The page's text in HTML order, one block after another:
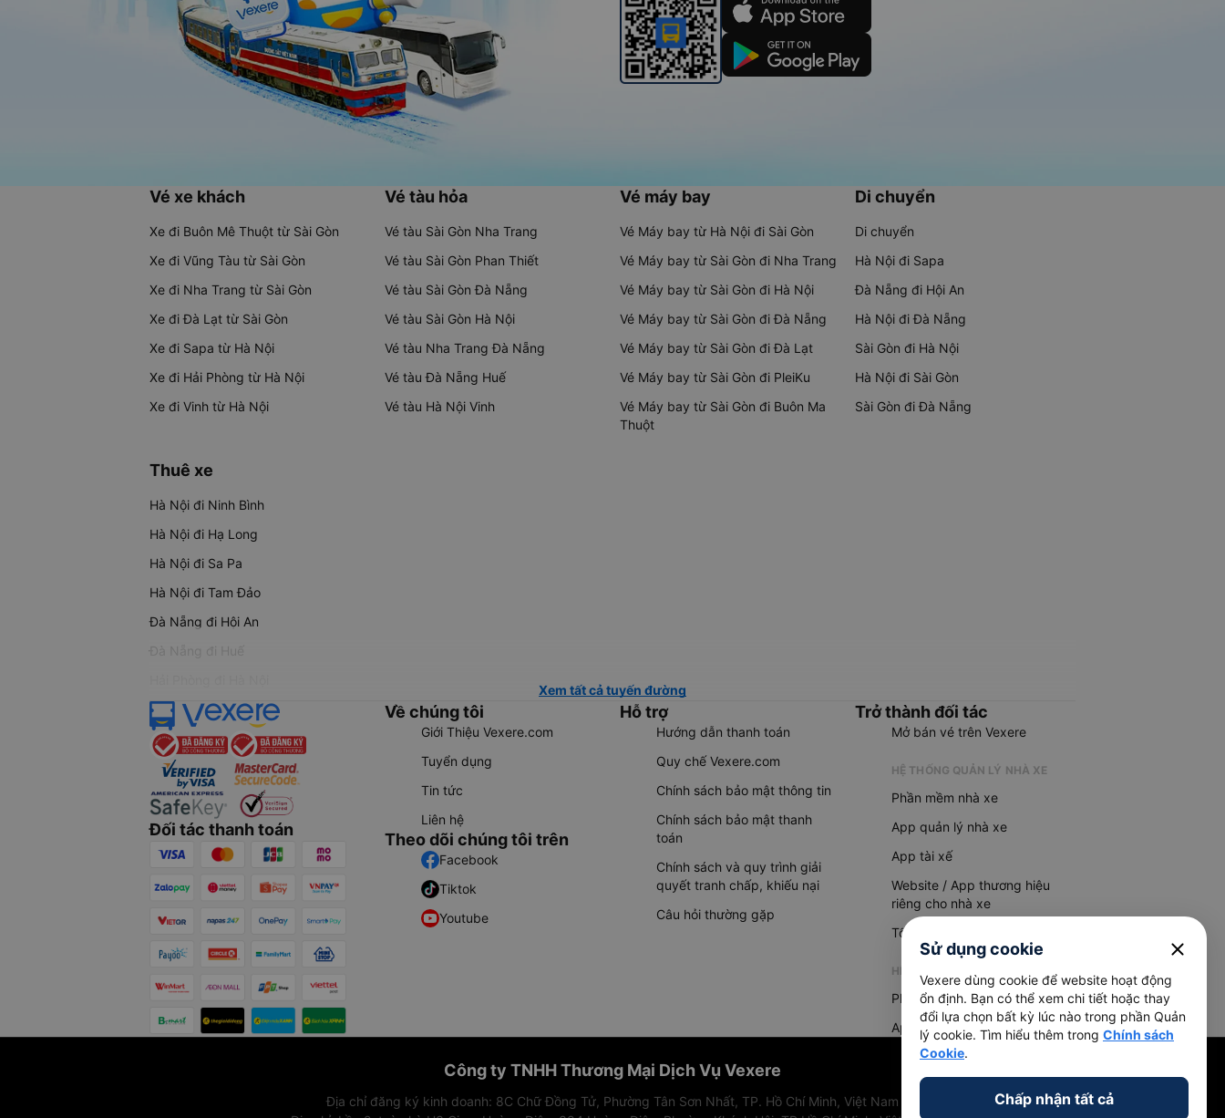
Vé xe khách
Xe đi Buôn Mê Thuột từ Sài Gòn
Xe đi Vũng Tàu từ Sài Gòn
Xe đi Nha Trang từ Sài Gòn
Xe đi Đà Lạt từ Sài Gòn
Xe đi Sapa từ Hà Nội
Xe đi Hải Phòng từ Hà Nội
Xe đi Vinh từ Hà Nội
Vé tàu hỏa
Vé tàu Sài Gòn Nha Trang
Vé tàu Sài Gòn Phan Thiết
Vé tàu Sài Gòn Đà Nẵng
Vé tàu Sài Gòn Hà Nội
Vé tàu Nha Trang Đà Nẵng
Vé tàu Đà Nẵng Huế
Vé tàu Hà Nội Vinh
Vé máy bay
Vé Máy bay từ Hà Nội đi Sài Gòn
Vé Máy bay từ Sài Gòn đi Nha Trang
Vé Máy bay từ Sài Gòn đi Hà Nội
Vé Máy bay từ Sài Gòn đi Đà Nẵng
Vé Máy bay từ Sài Gòn đi Đà Lạt
Vé Máy bay từ Sài Gòn đi PleiKu
Vé Máy bay từ Sài Gòn đi Buôn Ma
Thuột
Di chuyển
Di chuyển
Hà Nội đi Sapa
Đà Nẵng đi Hội An
Hà Nội đi Đà Nẵng
Sài Gòn đi Hà Nội
Hà Nội đi Sài Gòn
Sài Gòn đi Đà Nẵng
Thuê xe
Hà Nội đi Ninh Bình
Hà Nội đi Hạ Long
Hà Nội đi Sa Pa
Hà Nội đi Tam Đảo
Đà Nẵng đi Hội An
Đà Nẵng đi Huế
Xem tất cả tuyến đường
Đối tác thanh toán
Về chúng tôi
Giới Thiệu Vexere.com
Tuyển dụng
Tin tức
Liên hệ
Theo dõi chúng tôi trên
Facebook
Tiktok
Youtube
Hỗ trợ
Hướng dẫn thanh toán
Quy chế Vexere.com
Chính sách bảo mật thông tin
Chính sách bảo mật thanh
toán
Chính sách và quy trình giải
quyết tranh chấp, khiếu nại
Câu hỏi thường gặp
Trở thành đối tác
Mở bán vé trên Vexere
HỆ THỐNG QUẢN LÝ NHÀ XE
Phần mềm nhà xe
App quản lý nhà xe
App tài xế
Website / App thương hiệu
riêng cho nhà xe
Tổng đài AI
HỆ THỐNG QUẢN LÝ HÀNG HOÁ
Phần mềm quản lý hàng hoá
App quản lý hàng hoá
Công ty TNHH Thương Mại Dịch Vụ Vexere
Địa chỉ đăng ký kinh doanh: 8C Chữ Đồng Tử, Phường Tân Sơn Nhất, TP. Hồ Chí Minh, Việt Nam
Sử dụng cookie close
Vexere dùng cookie để website hoạt động
ổn định. Bạn có thể xem chi tiết hoặc thay
đổi lựa chọn bất kỳ lúc nào trong phần Quản
lý cookie. Tìm hiểu thêm trong Chính sách
Cookie.
Chấp nhận tất cả